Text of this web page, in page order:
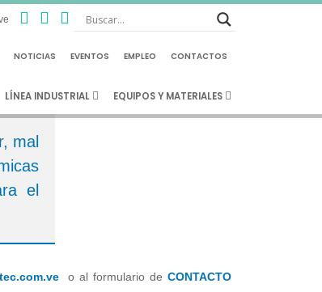
NOTICIAS EVENTOS EMPLEO CONTACTOS
LÍNEA INDUSTRIAL EQUIPOS Y MATERIALES
Agua Potable
mal
el
o al formulario deCONTACTO